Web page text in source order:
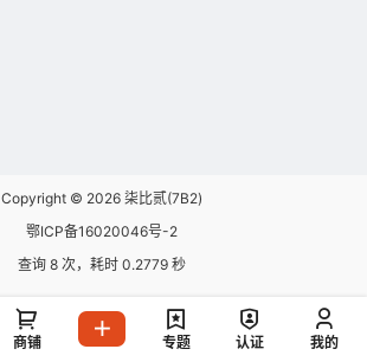
Copyright © 2026 柒比贰(7B2)
鄂ICP备16020046号-2
查询 8 次，耗时 0.2779 秒
商铺 专题 认证 我的